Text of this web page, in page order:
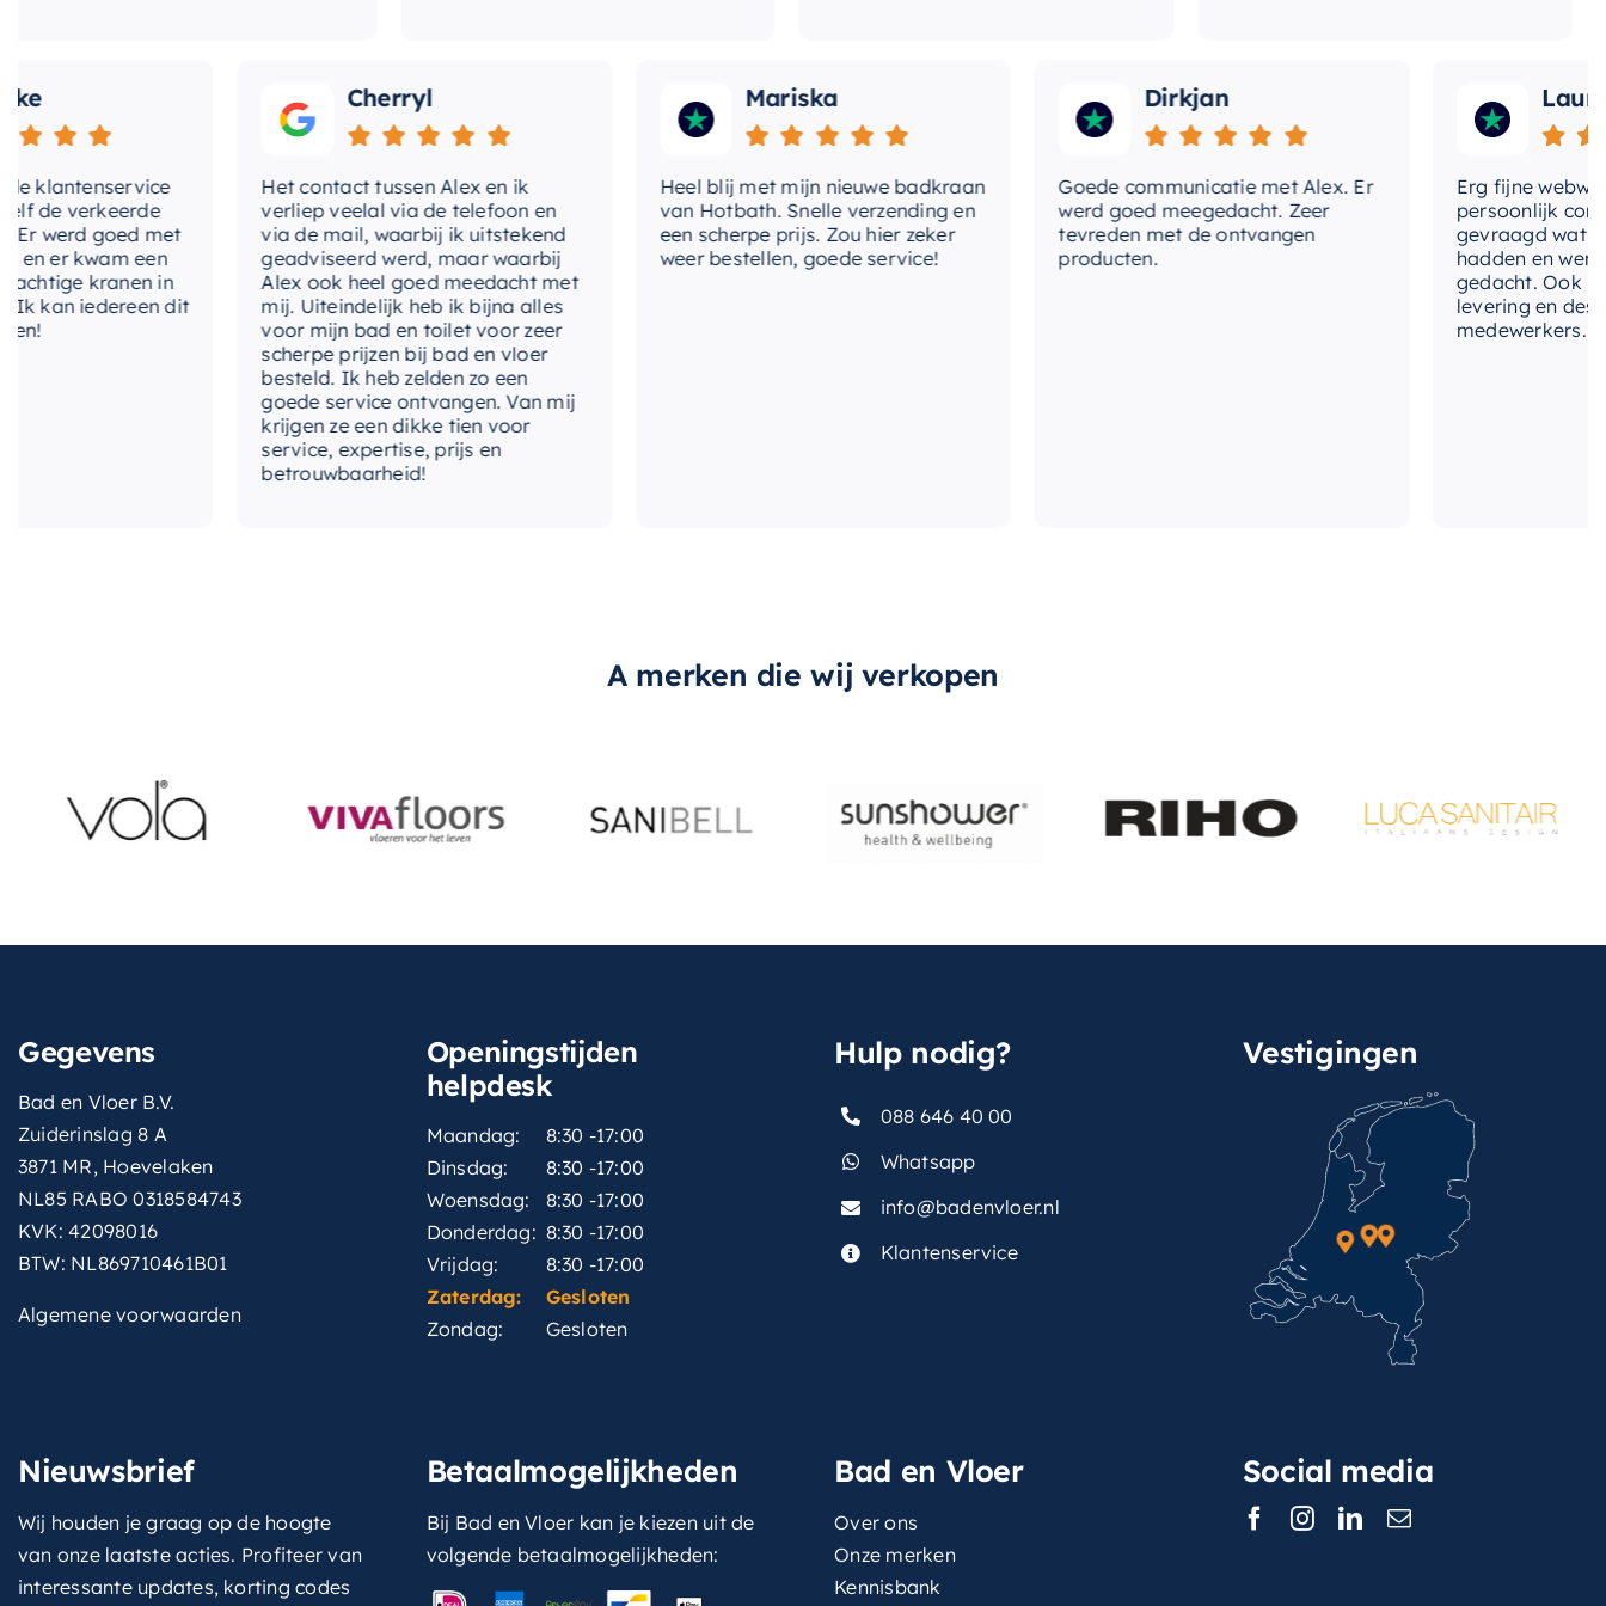
verkeerde
goed met
kwam een
kranen in
iedereen dit
Cherryl
Het contact tussen Alex en ik
verliep veelal via de telefoon en
via de mail, waarbij ik uitstekend
geadviseerd werd, maar waarbij
Alex ook heel goed meedacht met
mij. Uiteindelijk heb ik bijna alles
voor mijn bad en toilet voor zeer
scherpe prijzen bij bad en vloer
besteld. Ik heb zelden zo een
goede service ontvangen. Van mij
krijgen ze een dikke tien voor
service, expertise, prijs en
betrouwbaarheid!
Mariska
Heel blij met mijn nieuwe badkraan
van Hotbath. Snelle verzending en
een scherpe prijs. Zou hier zeker
weer bestellen, goede service!
Dirkjan
Goede communicatie met Alex. Er
werd goed meegedacht. Zeer
tevreden met de ontvangen
producten.
Laura
Erg fijne webwinkel,
persoonlijk contact
gevraagd wat we
hadden en werd
gedacht. Ook in de
levering en
medewerkers. Wij
A merken die wij verkopen
Gegevens
Bad en Vloer B.V.
Zuiderinslag 8 A
3871 MR, Hoevelaken
NL85 RABO 0318584743
KVK: 42098016
BTW: NL869710461B01
Algemene voorwaarden
Openingstijden
helpdesk
Maandag:
8:30 -17:00
Dinsdag:
8:30 -17:00
Woensdag:
8:30 -17:00
Donderdag: 8:30 -17:00
Vrijdag:
8:30 -17:00
Zaterdag:
Gesloten
Zondag:
Gesloten
Hulp nodig?
088 646 40 00
Whatsapp
info@badenvloer.nl
Klantenservice
Vestigingen
Nieuwsbrief
Wij houden je graag op de hoogte
van onze laatste acties. Profiteer van
interessante updates, korting codes
Betaalmogelijkheden
Bij Bad en Vloer kan je kiezen uit de
volgende betaalmogelijkheden:
Bad en Vloer
Over ons
Onze merken
Kennisbank
Social media